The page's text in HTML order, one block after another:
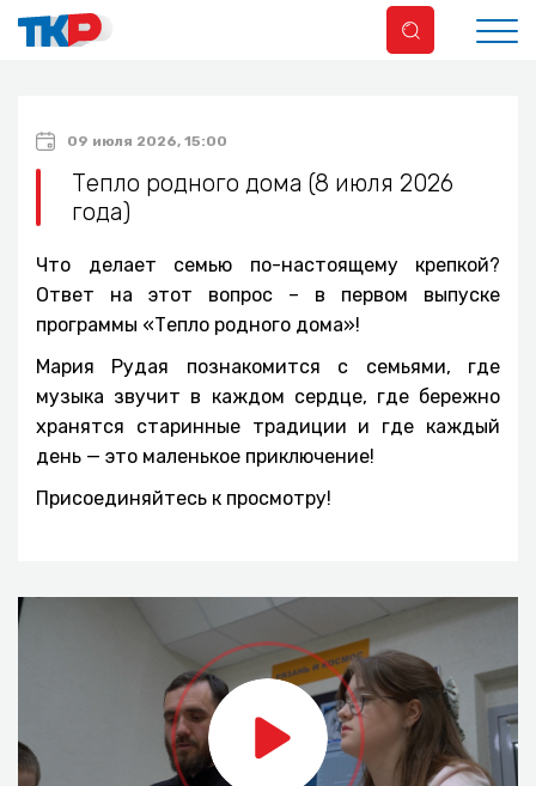
09 июля 2026, 15:00
Тепло родного дома (8 июля 2026
года)
Что делает семью по-настоящему крепкой?
Ответ на этот вопрос – в первом выпуске
программы «Тепло родного дома»!
Мария Рудая познакомится с семьями, где
музыка звучит в каждом сердце, где бережно
хранятся старинные традиции и где каждый
день — это маленькое приключение!
Присоединяйтесь к просмотру!